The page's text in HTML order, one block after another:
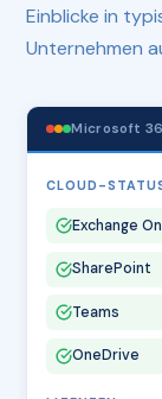
Einblicke in
Unternehmen
Microsoft
CLOUD-
Exchange
SharePoint
Teams
OneDrive